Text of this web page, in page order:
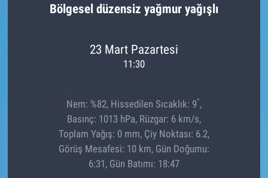
Bölgesel düzensiz yağmur yağışlı
23 Mart Pazartesi
11:30
Nem: %82, Hissedilen Sıcaklık: 9°,
Basınç: 1013 hPa, Rüzgar: 6 km/s,
Toplam Yağış: 0 mm, Çiy Noktası: 6.2,
Görüş Mesafesi: 10 km, Gün Doğumu:
6:31, Gün Batımı: 18:47